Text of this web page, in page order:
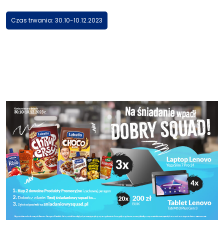
Czas trwania: 30.10-10.12.2023